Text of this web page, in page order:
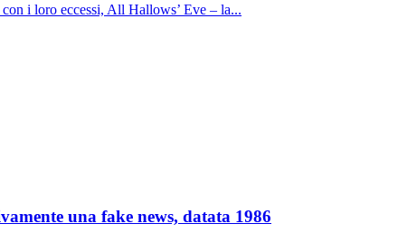
i loro eccessi, All Hallows’ Eve – la...
una fake news, datata 1986